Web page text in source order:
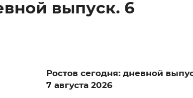
выпуск. 6
Ростов сегодня: дневной
7 августа 2026